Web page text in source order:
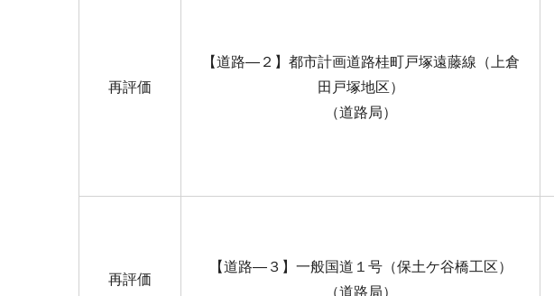
再評価
【道路―２】都市計画道路桂町戸塚遠藤線（上倉
田戸塚地区）
（道路局）
再評価
【道路―３】一般国道１号（保土ケ谷橋工区）
（道路局）